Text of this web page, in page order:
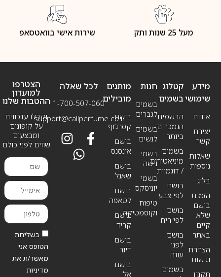
מעל 25 שנות ותק שירות אישי בוואטסאפ
מידע
שימושי
אודות
יצירת
קשר
שאלות
נוספות
בלוג
הזמנת
בושם
שלא
קיים
באתר
הצהרת
נגישות
תקנון
חנות
בשמים
לגברים
בשמים
לנשים
בשמי
נישה
בשמי
יוניסקס
טיפוח
וקוסמטיקה
קטלוג
בשמים
הבשמים
הנמכרים
ביותר
בשמים
מיניאטורים
/ דוגמיות
בושם
לפי צבע
בושם
לפי ריח
בושם
לפני
עונה
בשמים
מותגים
מובילים
בושם
קסרג’וף
בושם
אינסנס
בושם
שאנל
בושם
לטאפה
בושם
קריד
בושם
דיור
בושם
אל
לכל שאלה
1-700-507-060
support@callperfume.co.il
הצטרפו
למועדון
ההטבות שלנו
וקבלו עדכונים
על קופונים
ומבצעים
שווים לפני כולם
בשליחת
הטופס אני
מאשר/ת את
מדיניות